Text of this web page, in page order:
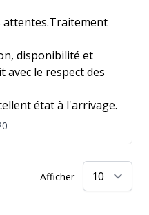
attentes.Traitement
disponibilité et
le respect des
état à l'arrivage.
Afficher